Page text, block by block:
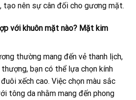
tạo nên sự cân đối cho gương mặt.
với khuôn mặt nào? Mặt kim
thường mang đến vẻ thanh lịch,
bạn có thể lựa chọn kính
xếch cao. Việc chọn màu sắc
tông da nhằm mang đến phong